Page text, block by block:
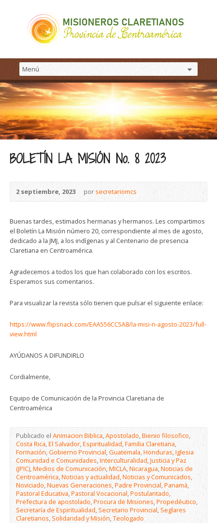
BOLETÍN LA MISIÓN No. 8 2023
2 septiembre, 2023 porsecretariomcs
Buenas tardes, estimados hermanas y hermanos. Les compartimos
el Boletín La Misión número 20, correspondiente al mes de agosto,
dedicado a la JMJ, a los indígenas y al Centenario de presencia
Claretiana en Centroamérica.
Agradecemos a todos los que han colaborado con los escritos.
Esperamos sus comentarios.
Para visualizar la revista sólo tienen que pulsar el siguiente enlace:
https://www.flipsnack.com/EAA556CC5A8/la-misi-n-agosto-2023/full-
view.html
AYÚDANOS A DIFUNDIRLO
Cordialmente,
Equipo de Comunicación de la Provincia Claretiana de
Centroamérica
Publicado el Animacion Biblica,Apostolado,Bienio filosofico,
Costa Rica,El Salvador,Espiritualidad,Familia Claretiana,
Formación,Gobierno Provincial,Guatemala,Honduras,Iglesia
Comunidad e Comunidades,Interculturalidad,Justicia y Paz
(JPIC),Medios de Comunicación,MICLA,Nicaragua,Noticias de
Centroamérica,Noticias y actualidad,Noticias y Comunicados,
Noviciado,Nuevas Generaciones,Padre Provincial,Panamá,
Pastoral Educativa,Pastoral Vocacional,Postulantado,
Prefectura de apostolado,Procura de Misiones,Propedéutico,
Secretaría de Espiritualidad,Secretario Provincial,Seglares
Claretianos, Solidaridad y Misión,Teologado